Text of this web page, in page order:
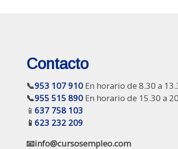
Contacto
📞953 107 910En horario de 8.30 a
📞955 515 890En horario de 15.30 a
📱 637 758 103
📱 623 232 209
📧info@cursosempleo.com